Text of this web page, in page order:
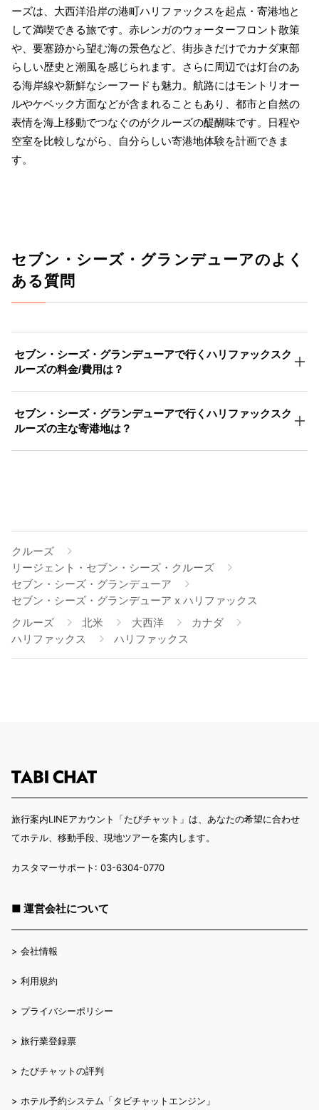
ーズは、大西洋沿岸の港町ハリファックスを起点・寄港地と
して満喫できる旅です。赤レンガのウォーターフロント散策
や、要塞跡から望む海の景色など、街歩きだけでカナダ東部
らしい歴史と潮風を感じられます。さらに周辺では灯台のあ
る海岸線や新鮮なシーフードも魅力。航路にはモントリオー
ルやケベック方面などが含まれることもあり、都市と自然の
表情を海上移動でつなぐのがクルーズの醍醐味です。日程や
空室を比較しながら、自分らしい寄港地体験を計画できま
す。
セブン・シーズ・グランデューアのよく
ある質問
セブン・シーズ・グランデューアで行くハリファックスク
ルーズの料金/費用は？
セブン・シーズ・グランデューアで行くハリファックスク
ルーズの主な寄港地は？
クルーズ
リージェント・セブン・シーズ・クルーズ
セブン・シーズ・グランデューア
セブン・シーズ・グランデューア x ハリファックス
クルーズ
北米 大西洋
カナダ
ハリファックス
ハリファックス
旅行案内LINEアカウント「たびチャット」は、あなたの希望に合わせ
てホテル、移動手段、現地ツアーを案内します。
カスタマーサポート: 03-6304-0770
■ 運営会社について
> 会社情報
> 利用規約
> プライバシーポリシー
> 旅行業登録票
> たびチャットの評判
> ホテル予約システム「タビチャットエンジン」